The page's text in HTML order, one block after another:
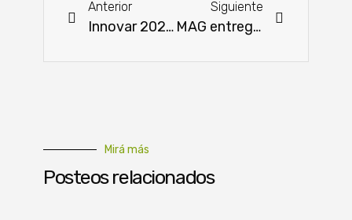
Anterior
Innovar 2025: John Deere impulsa la innovación tecnológica para el agro
Siguiente
MAG entregó insumos y herramientas para fortalecer la producción agrícola
Mirá más
Posteos relacionados